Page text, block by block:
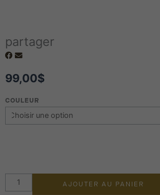
partager
99,00$
COULEUR
quantité
de
Bouilloire
AJOUTER AU PANIER